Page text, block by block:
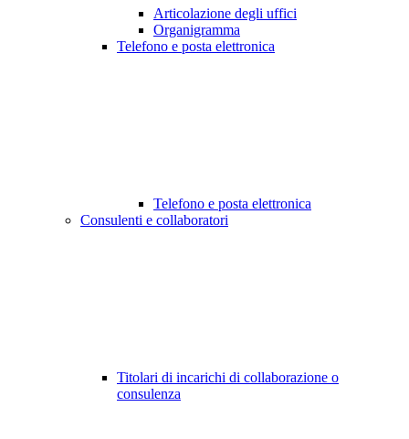
Articolazione degli uffici
Organigramma
Telefono e posta elettronica
Telefono e posta elettronica
Consulenti e collaboratori
Titolari di incarichi di collaborazione o
consulenza